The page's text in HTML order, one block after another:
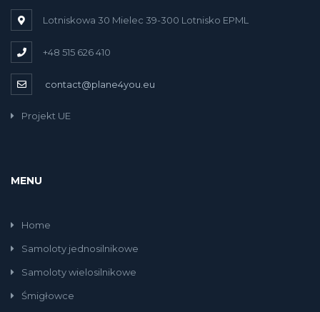
Lotniskowa 30 Mielec 39-300 Lotnisko EPML
+48 515 626 410
contact@plane4you.eu
Projekt UE
MENU
Home
Samoloty jednosilnikowe
Samoloty wielosilnikowe
Śmigłowce